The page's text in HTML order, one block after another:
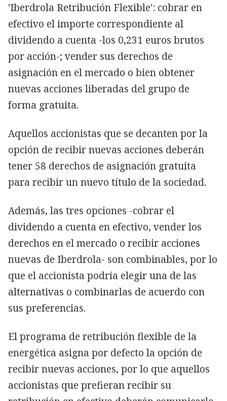
'Iberdrola Retribución Flexible': cobrar en
efectivo el importe correspondiente al
dividendo a cuenta -los 0,231 euros brutos
por acción-; vender sus derechos de
asignación en el mercado o bien obtener
nuevas acciones liberadas del grupo de
forma gratuita.
Aquellos accionistas que se decanten por la
opción de recibir nuevas acciones deberán
tener 58 derechos de asignación gratuita
para recibir un nuevo título de la sociedad.
Además, las tres opciones -cobrar el
dividendo a cuenta en efectivo, vender los
derechos en el mercado o recibir acciones
nuevas de Iberdrola- son combinables, por lo
que el accionista podría elegir una de las
alternativas o combinarlas de acuerdo con
sus preferencias.
El programa de retribución flexible de la
energética asigna por defecto la opción de
recibir nuevas acciones, por lo que aquellos
accionistas que prefieran recibir su